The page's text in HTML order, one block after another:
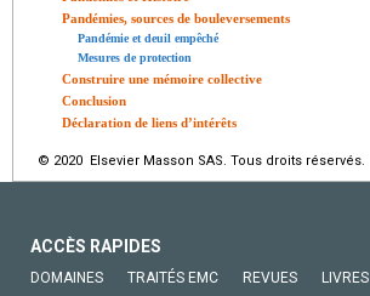
Pandémies, sources de bouleversements
Pandémie et deuil empêché
Mesures de protection
Construire une mémoire collective
Conclusion
Déclaration de liens d’intérêts
© 2020 Elsevier Masson SAS. Tous droits réservés.
ACCÈS RAPIDES
DOMAINES TRAITÉS EMC REVUES LIVRES